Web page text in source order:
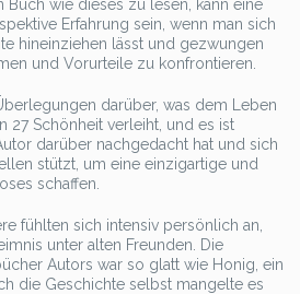
Buch wie dieses zu lesen, kann eine
Erfahrung sein, wenn man sich
hineinziehen lässt und gezwungen
und Vorurteile zu konfrontieren.
darüber, was dem Leben
27 Schönheit verleiht, und es ist
darüber nachgedacht hat und sich
stützt, um eine einzigartige und
schaffen.
fühlten sich intensiv persönlich an,
unter alten Freunden. Die
Autors war so glatt wie Honig, ein
die Geschichte selbst mangelte es